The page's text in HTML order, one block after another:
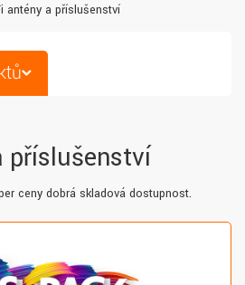
antény a příslušenství
příslušenství
ceny dobrá skladová dostupnost.